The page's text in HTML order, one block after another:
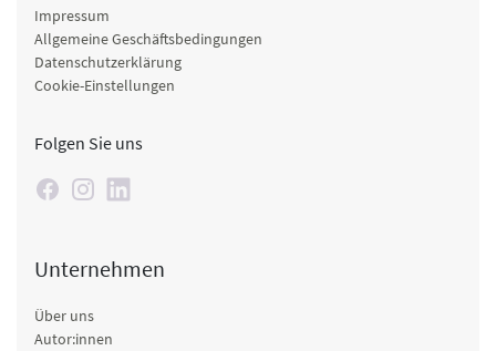
Impressum
Allgemeine Geschäftsbedingungen
Datenschutzerklärung
Cookie-Einstellungen
Folgen Sie uns
Unternehmen
Über uns
Autor:innen